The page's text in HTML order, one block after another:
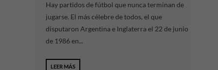
Hay partidos de fútbol que nunca terminan de
jugarse. El más célebre de todos, el que
disputaron Argentina e Inglaterra el 22 de junio
de 1986 en...
LEER MÁS